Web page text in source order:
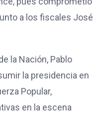
a los fiscales José
la Nación, Pablo
la presidencia en
Popular,
en la escena